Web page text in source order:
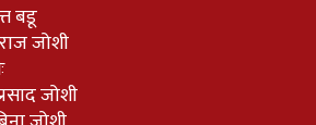
बडू
जोशी
जोशी